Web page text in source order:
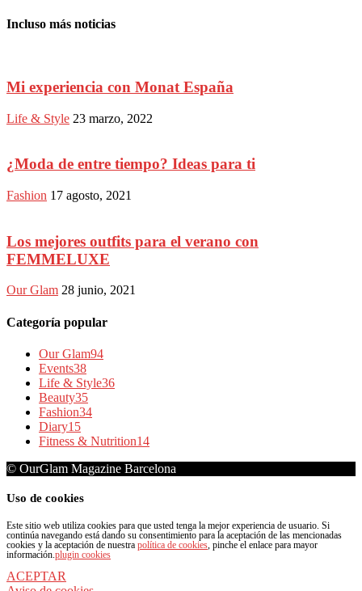
Incluso más noticias
Mi experiencia con Monat España
Life & Style 23 marzo, 2022
¿Moda de entre tiempo? Ideas para ti
Fashion 17 agosto, 2021
Los mejores outfits para el verano con
FEMMELUXE
Our Glam 28 junio, 2021
Categoría popular
Our Glam94
Events38
Life & Style36
Beauty35
Fashion34
Diary15
Fitness & Nutrition14
© OurGlam Magazine Barcelona
Uso de cookies
Este sitio web utiliza cookies para que usted tenga la mejor experiencia de usuario. Si
continúa navegando está dando su consentimiento para la aceptación de las mencionadas
cookies y la aceptación de nuestra política de cookies, pinche el enlace para mayor
información.plugin cookies
ACEPTAR